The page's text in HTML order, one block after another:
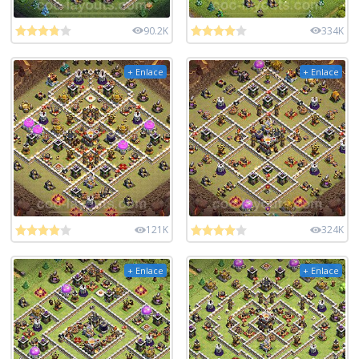
90.2K 334K
+ Enlace
121K
+ Enlace
324K
+ Enlace + Enlace